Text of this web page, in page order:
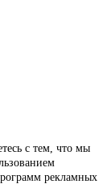
с тем, что мы
рекламных